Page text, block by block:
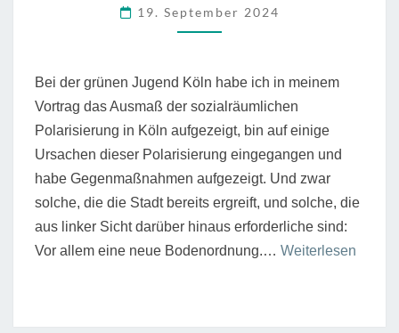
19. September 2024
Bei der grünen Jugend Köln habe ich in meinem
Vortrag das Ausmaß der sozialräumlichen
Polarisierung in Köln aufgezeigt, bin auf einige
Ursachen dieser Polarisierung eingegangen und
habe Gegenmaßnahmen aufgezeigt. Und zwar
solche, die die Stadt bereits ergreift, und solche, die
aus linker Sicht darüber hinaus erforderliche sind:
Vor allem eine neue Bodenordnung.… Weiterlesen